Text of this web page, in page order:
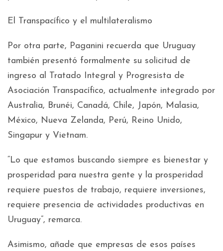
El Transpacífico y el multilateralismo
Por otra parte, Paganini recuerda que Uruguay
también presentó formalmente su solicitud de
ingreso al Tratado Integral y Progresista de
Asociación Transpacífico, actualmente integrado por
Australia, Brunéi, Canadá, Chile, Japón, Malasia,
México, Nueva Zelanda, Perú, Reino Unido,
Singapur y Vietnam.
“Lo que estamos buscando siempre es bienestar y
prosperidad para nuestra gente y la prosperidad
requiere puestos de trabajo, requiere inversiones,
requiere presencia de actividades productivas en
Uruguay”, remarca.
Asimismo, añade que empresas de esos países